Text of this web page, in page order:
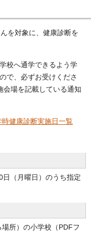
を対象に、健康診断を
校へ通学できるよう学
で、必ずお受けくださ
会場を記載している通知
健康診断実施日一覧
（月曜日）のうち指定
所）の小学校（PDFフ